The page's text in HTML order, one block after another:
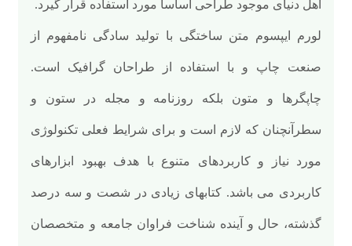
اهل دنیای موجود طراحی اساسا مورد استفاده قرار گیرد.
لورم ایپسوم متن ساختگی با تولید سادگی نامفهوم از
صنعت چاپ و با استفاده از طراحان گرافیک است.
چاپگرها و متون بلکه روزنامه و مجله در ستون و
سطرآنچنان که لازم است و برای شرایط فعلی تکنولوژی
مورد نیاز و کاربردهای متنوع با هدف بهبود ابزارهای
کاربردی می باشد. کتابهای زیادی در شصت و سه درصد
گذشته، حال و آینده شناخت فراوان جامعه و متخصصان